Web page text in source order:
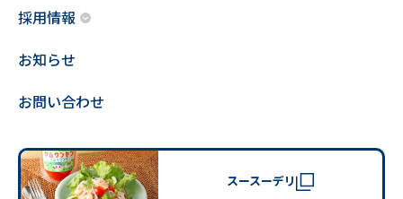
採用情報
お知らせ
お問い合わせ
スースーデリ